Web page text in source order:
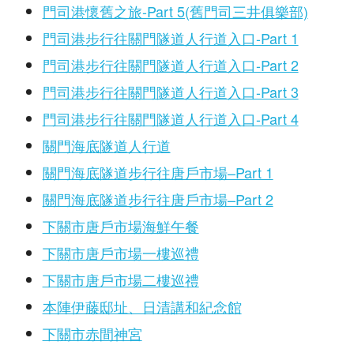
門司港懷舊之旅-Part 5(舊門司三井俱樂部)
門司港步行往關門隧道人行道入口-Part 1
門司港步行往關門隧道人行道入口-Part 2
門司港步行往關門隧道人行道入口-Part 3
門司港步行往關門隧道人行道入口-Part 4
關門海底隧道人行道
關門海底隧道步行往唐戶市場–Part 1
關門海底隧道步行往唐戶市場–Part 2
下關市唐戶市場海鮮午餐
下關市唐戶市場一樓巡禮
下關市唐戶市場二樓巡禮
本陣伊藤邸址、日清講和紀念館
下關市赤間神宮